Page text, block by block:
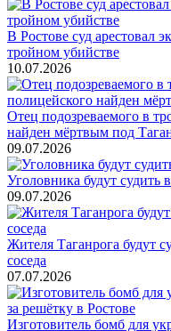
В Ростове суд арестовал
тройном убийстве
10.07.2026
Отец подозреваемого в
найден мёртвым под
09.07.2026
Уголовника будут судить
09.07.2026
Жителя Таганрога будут
соседа
07.07.2026
Изготовитель бомб для